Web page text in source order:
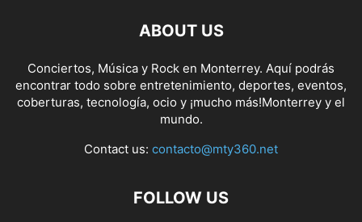
ABOUT US
Conciertos, Música y Rock en Monterrey. Aquí podrás
encontrar todo sobre entretenimiento, deportes, eventos,
coberturas, tecnología, ocio y ¡mucho más!Monterrey y el
mundo.
Contact us: contacto@mty360.net
FOLLOW US